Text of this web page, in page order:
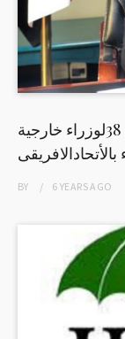
السودان يشارك فى إجتماعات الدورة 38لوزراء خارجية
BY 6 YEARSAGO